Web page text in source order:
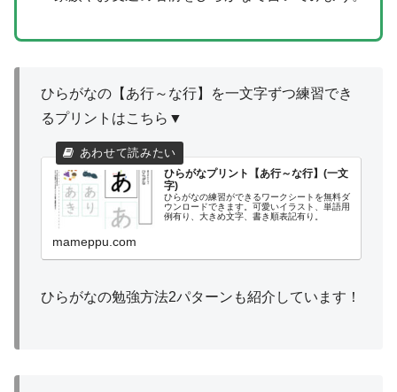
ひらがなの【あ行～な行】を一文字ずつ練習でき
るプリントはこちら▼
ひらがなプリント【あ行～な行】(一文
字)
ひらがなの練習ができるワークシートを無料ダ
ウンロードできます。可愛いイラスト、単語用
例有り、大きめ文字、書き順表記有り。
mameppu.com
ひらがなの勉強方法2パターンも紹介しています！